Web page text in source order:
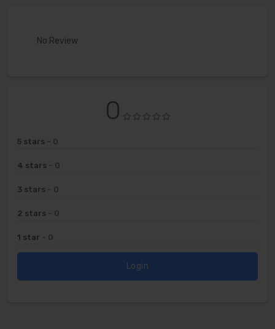
No Review
0
5 stars - 0
4 stars - 0
3 stars - 0
2 stars - 0
1 star - 0
Login